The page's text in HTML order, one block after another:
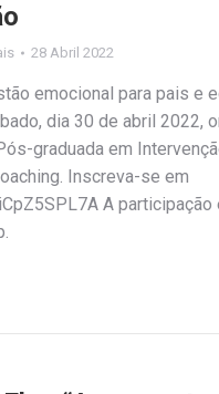
28 Abril 2022
emocional para pais e
dia 30 de abril 2022,
graduada em
Inscreva-se em
A participação